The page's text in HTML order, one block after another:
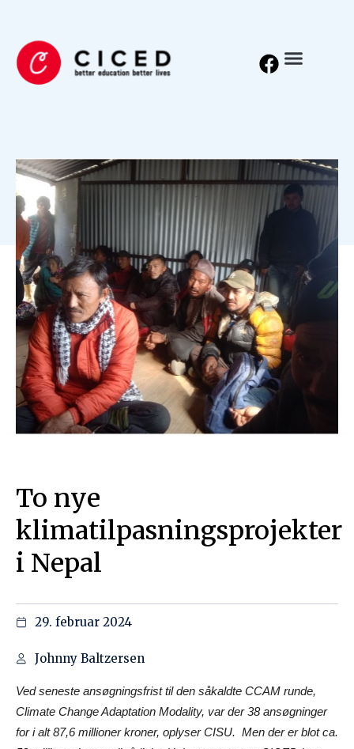
To nye
klimatilpasningsprojekter
i Nepal
29. februar 2024
Johnny Baltzersen
Ved seneste ansøgningsfrist til den såkaldte CCAM runde,
Climate Change Adaptation Modality, var der 38 ansøgninger
for i alt 87,6 millioner kroner, oplyser CISU. Men der er blot ca.